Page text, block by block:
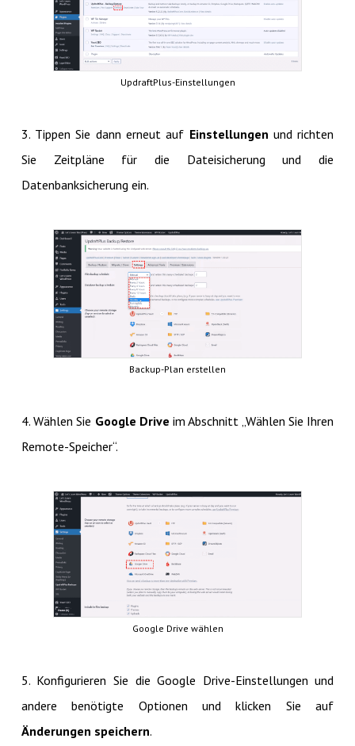
UpdraftPlus-Einstellungen
3. Tippen Sie dann erneut auf Einstellungen und richten
Sie Zeitpläne für die Dateisicherung und die
Datenbanksicherung ein.
Backup-Plan erstellen
4. Wählen Sie Google Drive im Abschnitt „Wählen Sie Ihren
Remote-Speicher“.
Google Drive wählen
5. Konfigurieren Sie die Google Drive-Einstellungen und
andere benötigte Optionen und klicken Sie auf
Änderungen speichern.